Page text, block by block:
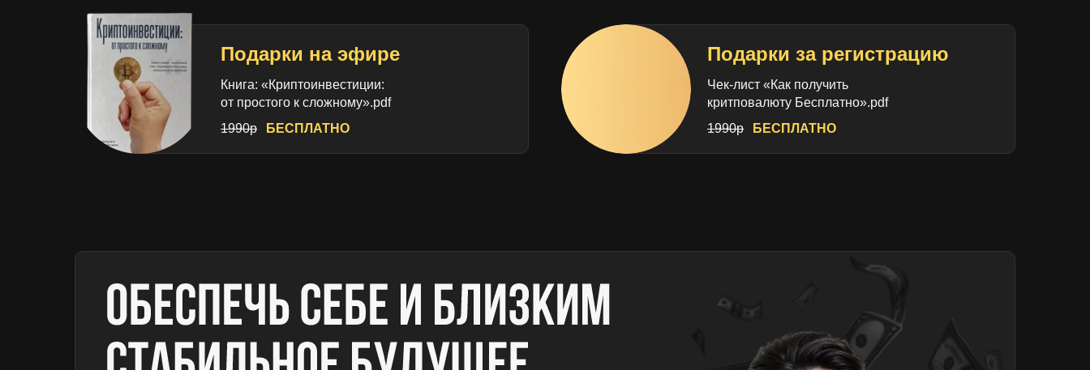
Подарки на эфире
Книга: «‎Криптоинвестиции:
от простого к сложному»‎.pdf
1990р
БЕСПЛАТНО
Подарки за регистрацию
Чек-лист «Как получить
критповалюту Бесплатно».pdf
1990р
БЕСПЛАТНО